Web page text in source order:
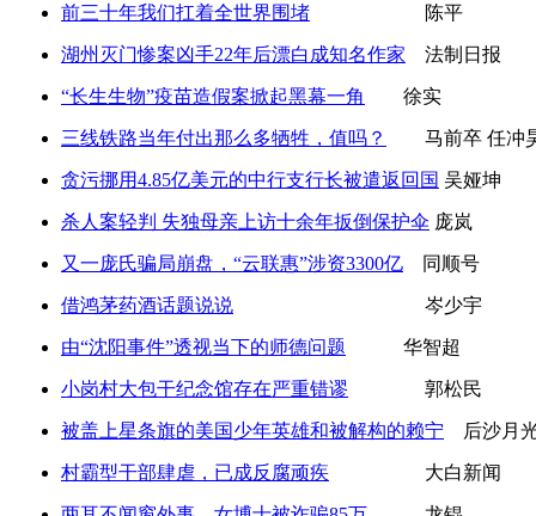
前三十年我们扛着全世界围堵 陈平
湖州灭门惨案凶手22年后漂白成知名作家 法制日报
“长生生物”疫苗造假案掀起黑幕一角 徐实
三线铁路当年付出那么多牺牲，值吗？ 马前卒 任冲
贪污挪用4.85亿美元的中行支行长被遣返回国 吴娅坤
杀人案轻判 失独母亲上访十余年扳倒保护伞 庞岚
又一庞氏骗局崩盘，“云联惠”涉资3300亿 同顺号
借鸿茅药酒话题说说 岑少宇
由“沈阳事件”透视当下的师德问题 华智超
小岗村大包干纪念馆存在严重错谬 郭松民
被盖上星条旗的美国少年英雄和被解构的赖宁 后沙月
村霸型干部肆虐，已成反腐顽疾 大白新闻